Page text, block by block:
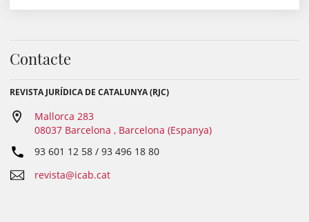
Contacte
REVISTA JURÍDICA DE CATALUNYA (RJC)
Mallorca 283
08037 Barcelona , Barcelona (Espanya)
93 601 12 58 / 93 496 18 80
revista@icab.cat